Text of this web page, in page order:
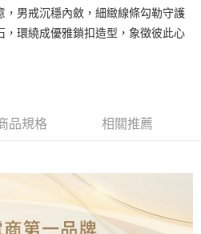
球、綠島、蘭嶼）
，男戒沉穩內斂，細緻線條勾勒守護
，環繞成優雅鎖扣造型，象徵彼此心
品規格 相關推薦